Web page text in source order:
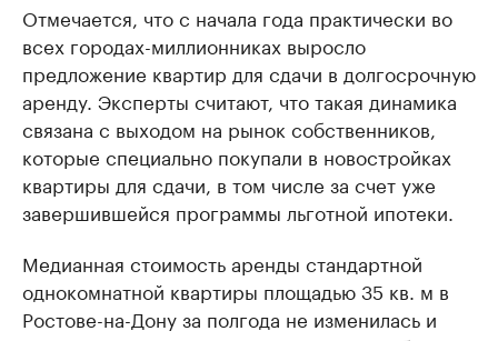
Отмечается, что с начала года практически во
всех городах-миллионниках выросло
предложение квартир для сдачи в долгосрочную
аренду. Эксперты считают, что такая динамика
связана с выходом на рынок собственников,
которые специально покупали в новостройках
квартиры для сдачи, в том числе за счет уже
завершившейся программы льготной ипотеки.
Медианная стоимость аренды стандартной
однокомнатной квартиры площадью 35 кв. м в
Ростове-на-Дону за полгода не изменилась и